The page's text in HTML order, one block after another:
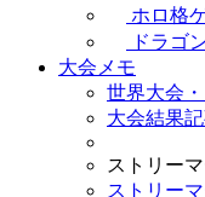
ホロ格
ドラゴ
大会メモ
世界大会
大会結果
ストリー
ストリー